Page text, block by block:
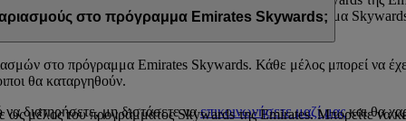
καταχωρισμένη στον λογαριασμό σας στο πρόγραμμα
στο πρόγραμμα Emirates Skywards;
στο πρόγραμμα Emirates Skywards. Κάθε μέλος μπορεί να
θα καταργηθούν.
να διατηρήσετε, μη διστάσετε ναεπικοινωνήσετε μαζί μαςκαι θα
ως μέλος του προγράμματος Skywards της Emirates. Μπορείτε να